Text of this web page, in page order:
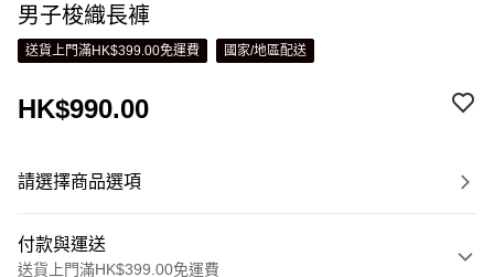
男子梭織長褲
送貨上門滿HK$399.00免運費 國家/地區配送
HK$990.00
請選擇商品選項
付款與運送
送貨上門滿HK$399.00免運費